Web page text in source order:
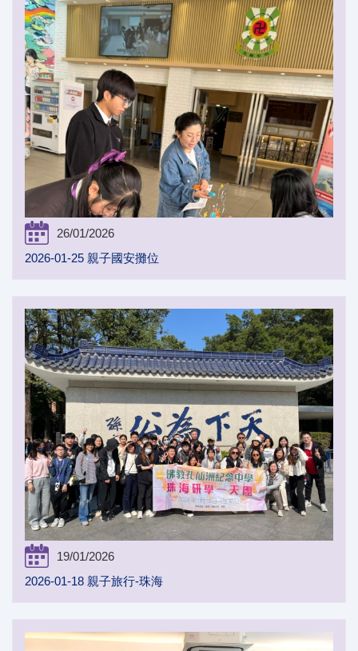
26/01/2026
2026-01-25 親子國安攤位
19/01/2026
2026-01-18 親子旅行-珠海